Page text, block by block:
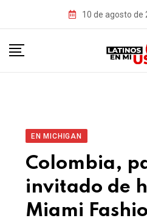
10 de agosto de
EN MICHIGAN
Colombia,
invitado de
Miami